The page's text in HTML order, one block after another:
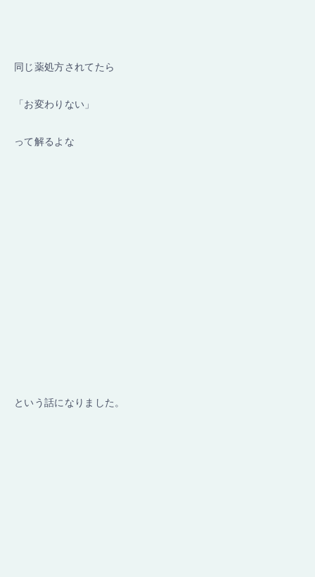
同じ薬処方されてたら
「お変わりない」
って解るよな
という話になりました。